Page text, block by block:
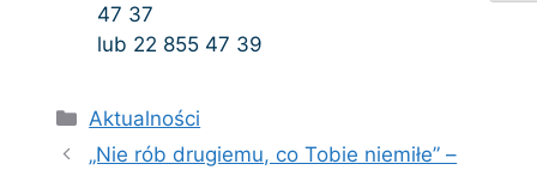
47 37
lub 22 855 47 39
Kategorie
Aktualności
„Nie rób drugiemu, co Tobie niemiłe” –